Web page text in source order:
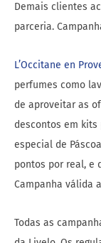
Demais clientes
parceria.
L’Occitane en
perfumes como
de aproveitar as
descontos em
especial de
pontos por real, e
Campanha válida
Todas as